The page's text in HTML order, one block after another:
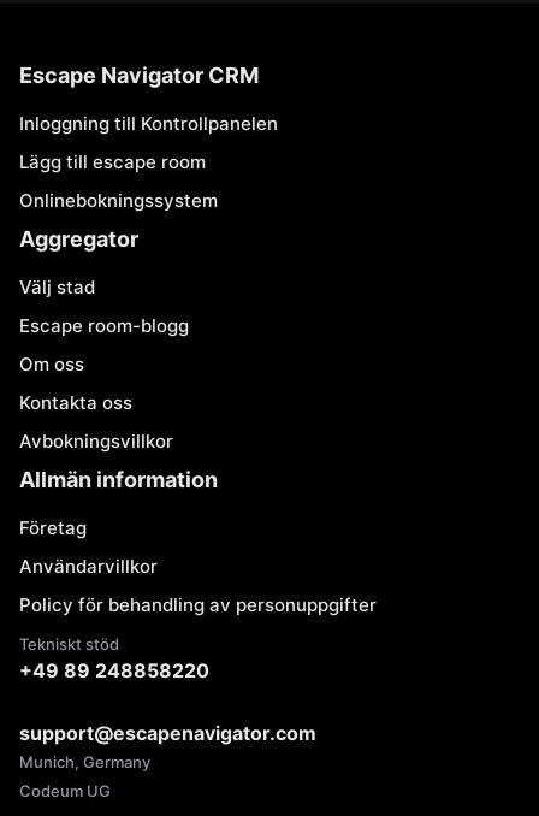
Escape Navigator CRM
Inloggning till Kontrollpanelen
Lägg till escape room
Onlinebokningssystem
Aggregator
Välj stad
Escape room-blogg
Om oss
Kontakta oss
Avbokningsvillkor
Allmän information
Företag
Användarvillkor
Policy för behandling av personuppgifter
Tekniskt stöd
+49 89 248858220
support@escapenavigator.com
Munich, Germany
Codeum UG